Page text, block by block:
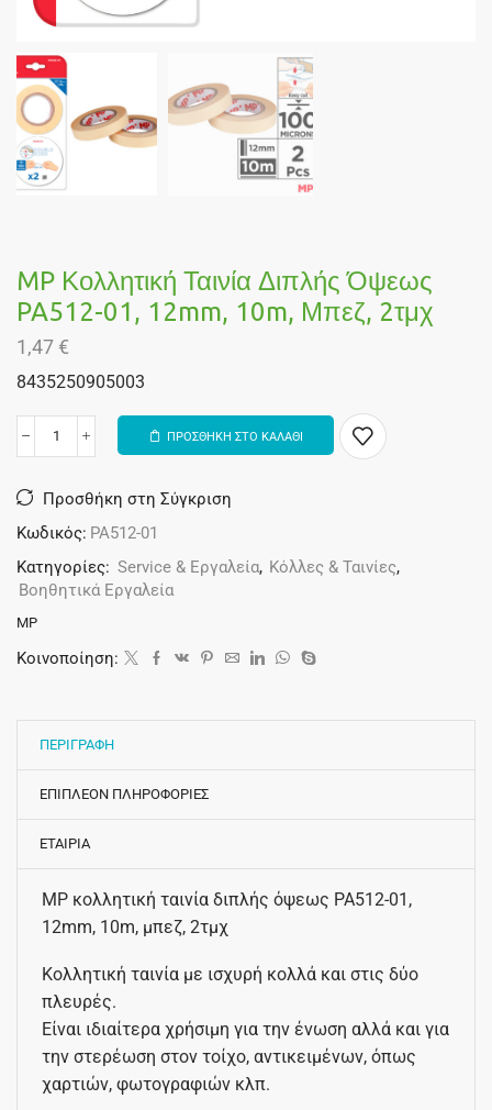
MP Κολλητική Ταινία Διπλής Όψεως
PA512-01, 12mm, 10m, Μπεζ, 2τμχ
1,47 €
8435250905003
ΠΡΟΣΘΗΚΗ ΣΤΟ ΚΑΛΑΘΙ
Προσθήκη στη Σύγκριση
Κωδικός: PA512-01
Κατηγορίες: Service & Εργαλεία, Κόλλες & Ταινίες,
Βοηθητικά Εργαλεία
MP
Κοινοποίηση:
ΠΕΡΙΓΡΑΦΗ
ΕΠΙΠΛΕΟΝ ΠΛΗΡΟΦΟΡΙΕΣ
ΕΤΑΙΡΙΑ
MP κολλητική ταινία διπλής όψεως PA512-01,
12mm, 10m, μπεζ, 2τμχ
Κολλητική ταινία με ισχυρή κολλά και στις δύο
πλευρές.
Είναι ιδιαίτερα χρήσιμη για την ένωση αλλά και για
την στερέωση στον τοίχο, αντικειμένων, όπως
χαρτιών, φωτογραφιών κλπ.